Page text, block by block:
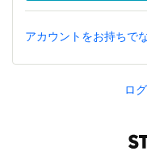
アカウントをお持ちで
ロ